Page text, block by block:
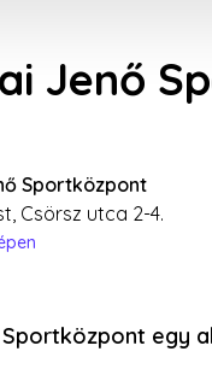
Jenő
Sportközpont
Csörsz utca 2-4.
Sportközpont egy